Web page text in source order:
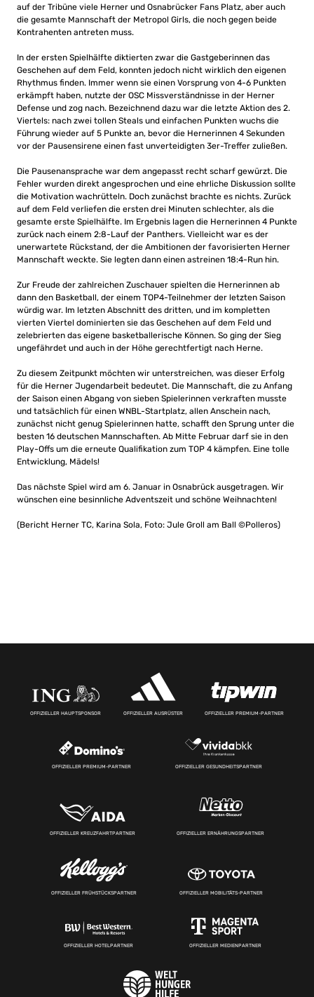
auf der Tribüne viele Herner und Osnabrücker Fans Platz, aber auch
die gesamte Mannschaft der Metropol Girls, die noch gegen beide
Kontrahenten antreten muss.
In der ersten Spielhälfte diktierten zwar die Gastgeberinnen das
Geschehen auf dem Feld, konnten jedoch nicht wirklich den eigenen
Rhythmus finden. Immer wenn sie einen Vorsprung von 4-6 Punkten
erkämpft haben, nutzte der OSC Missverständnisse in der Herner
Defense und zog nach. Bezeichnend dazu war die letzte Aktion des 2.
Viertels: nach zwei tollen Steals und einfachen Punkten wuchs die
Führung wieder auf 5 Punkte an, bevor die Hernerinnen 4 Sekunden
vor der Pausensirene einen fast unverteidigten 3er-Treffer zuließen.
Die Pausenansprache war dem angepasst recht scharf gewürzt. Die
Fehler wurden direkt angesprochen und eine ehrliche Diskussion sollte
die Motivation wachrütteln. Doch zunächst brachte es nichts. Zurück
auf dem Feld verliefen die ersten drei Minuten schlechter, als die
gesamte erste Spielhälfte. Im Ergebnis lagen die Hernerinnen 4 Punkte
zurück nach einem 2:8-Lauf der Panthers. Vielleicht war es der
unerwartete Rückstand, der die Ambitionen der favorisierten Herner
Mannschaft weckte. Sie legten dann einen astreinen 18:4-Run hin.
Zur Freude der zahlreichen Zuschauer spielten die Hernerinnen ab
dann den Basketball, der einem TOP4-Teilnehmer der letzten Saison
würdig war. Im letzten Abschnitt des dritten, und im kompletten
vierten Viertel dominierten sie das Geschehen auf dem Feld und
zelebrierten das eigene basketballerische Können. So ging der Sieg
ungefährdet und auch in der Höhe gerechtfertigt nach Herne.
Zu diesem Zeitpunkt möchten wir unterstreichen, was dieser Erfolg
für die Herner Jugendarbeit bedeutet. Die Mannschaft, die zu Anfang
der Saison einen Abgang von sieben Spielerinnen verkraften musste
und tatsächlich für einen WNBL-Startplatz, allen Anschein nach,
zunächst nicht genug Spielerinnen hatte, schafft den Sprung unter die
besten 16 deutschen Mannschaften. Ab Mitte Februar darf sie in den
Play-Offs um die erneute Qualifikation zum TOP 4 kämpfen. Eine tolle
Entwicklung, Mädels!
Das nächste Spiel wird am 6. Januar in Osnabrück ausgetragen. Wir
wünschen eine besinnliche Adventszeit und schöne Weihnachten!
(Bericht Herner TC, Karina Sola, Foto: Jule Groll am Ball ©Polleros)
OFFIZIELLER HAUPTSPONSOR OFFIZIELLER AUSRÜSTER OFFIZIELLER PREMIUM-PARTNER
OFFIZIELLER PREMIUM-PARTNER OFFIZIELLER GESUNDHEITSPARTNER
OFFIZIELLER KREUZFAHRTPARTNER OFFIZIELLER ERNÄHRUNGSPARTNER
OFFIZIELLER FRÜHSTÜCKSPARTNER OFFIZIELLER MOBILITÄTS-PARTNER
OFFIZIELLER HOTELPARTNER OFFIZIELLER MEDIENPARTNER